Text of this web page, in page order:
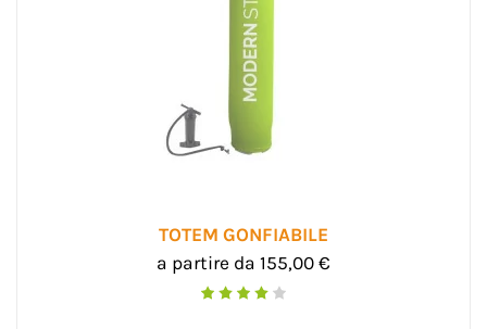
TOTEM GONFIABILE
a partire da 155,00 €